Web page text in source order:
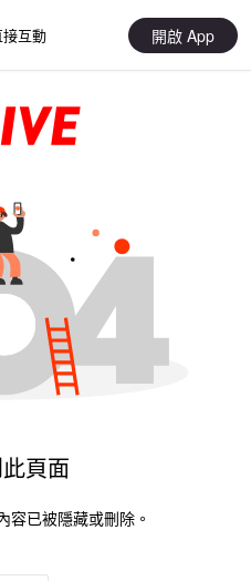
互動 開啟 App
頁面
容已被隱藏或刪除。